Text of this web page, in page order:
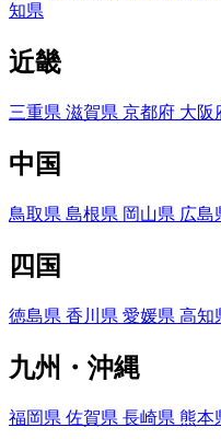
知県
近畿
三重県 滋賀県 京都府 大阪
中国
鳥取県 島根県 岡山県 広島
四国
徳島県 香川県 愛媛県 高知
九州・沖縄
福岡県 佐賀県 長崎県 熊本